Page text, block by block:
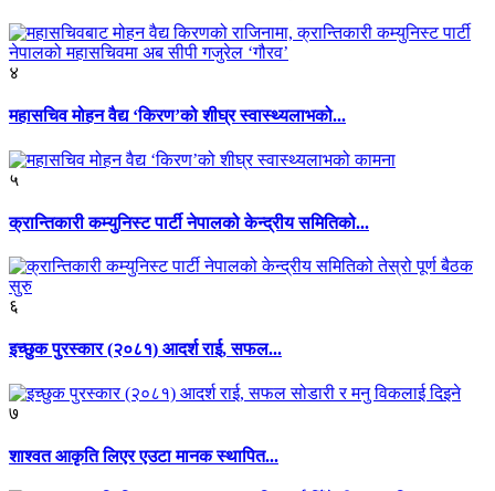
४
महासचिव मोहन वैद्य ‘किरण’को शीघ्र स्वास्थ्यलाभको...
५
क्रान्तिकारी कम्युनिस्ट पार्टी नेपालको केन्द्रीय समितिको...
६
इच्छुक पुरस्कार (२०८१) आदर्श राई, सफल...
७
शाश्वत आकृति लिएर एउटा मानक स्थापित...